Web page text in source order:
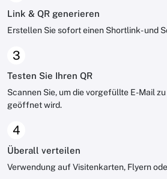
Link & QR generieren
Erstellen Sie sofort einen Shortlink- und
3
Testen Sie Ihren QR
Scannen Sie, um die vorgefüllte E-Mail
geöffnet wird.
4
Überall verteilen
Verwendung auf Visitenkarten, Flyern